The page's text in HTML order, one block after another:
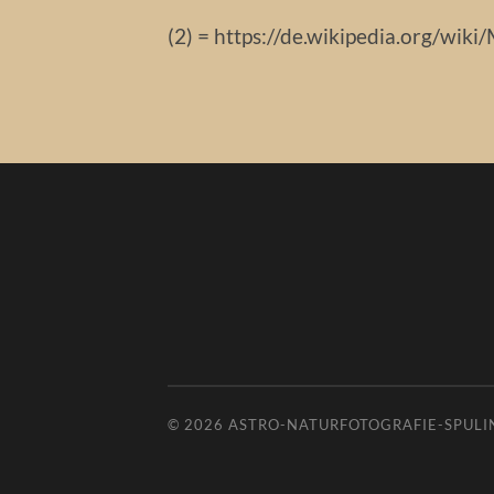
(2) = https://de.wikipedia.org/wiki/
© 2026 ASTRO-NATURFOTOGRAFIE-